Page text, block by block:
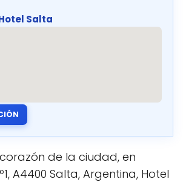
Salta
de la ciudad, en
A4400 Salta, Argentina, Hotel